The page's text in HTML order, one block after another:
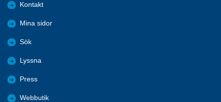
Kontakt
Mina sidor
Sök
Lyssna
Press
Webbutik